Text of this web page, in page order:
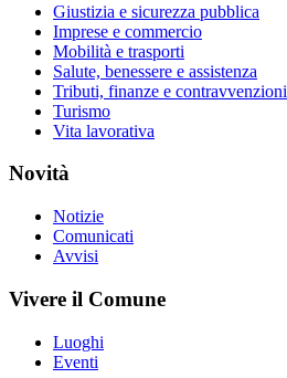
Giustizia e sicurezza pubblica
Imprese e commercio
Mobilità e trasporti
Salute, benessere e assistenza
Tributi, finanze e contravvenzioni
Turismo
Vita lavorativa
Novità
Notizie
Comunicati
Avvisi
Vivere il Comune
Luoghi
Eventi